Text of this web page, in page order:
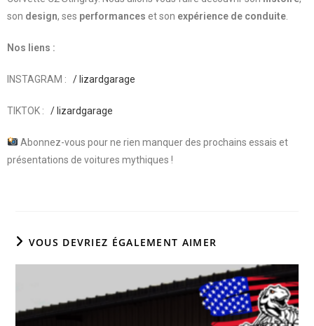
son design, ses performances et son expérience de conduite
Nos liens :
INSTAGRAM : / lizardgarage
TIKTOK : / lizardgarage
Abonnez-vous pour ne rien manquer des prochains essais et
présentations de voitures mythiques !
VOUS DEVRIEZ ÉGALEMENT AIMER